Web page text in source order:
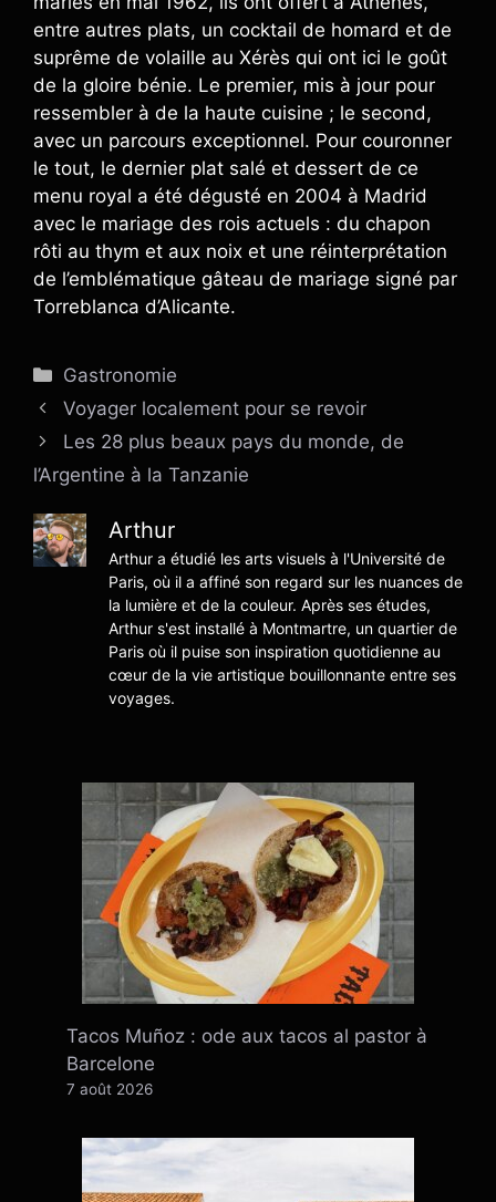
entre autres plats, un cocktail de homard et de
suprême de volaille au Xérès qui ont ici le goût
de la gloire bénie. Le premier, mis à jour pour
ressembler à de la haute cuisine ; le second,
avec un parcours exceptionnel. Pour couronner
le tout, le dernier plat salé et dessert de ce
menu royal a été dégusté en 2004 à Madrid
avec le mariage des rois actuels : du chapon
rôti au thym et aux noix et une réinterprétation
de l’emblématique gâteau de mariage signé par
Torreblanca d’Alicante.
Catégories
Gastronomie
Voyager localement pour se revoir
Les 28 plus beaux pays du monde, de
l’Argentine à la Tanzanie
Arthur
Arthur a étudié les arts visuels à l'Université de
Paris, où il a affiné son regard sur les nuances de
la lumière et de la couleur. Après ses études,
Arthur s'est installé à Montmartre, un quartier de
Paris où il puise son inspiration quotidienne au
cœur de la vie artistique bouillonnante entre ses
voyages.
Tacos Muñoz : ode aux tacos al pastor à
Barcelone
7 août 2026